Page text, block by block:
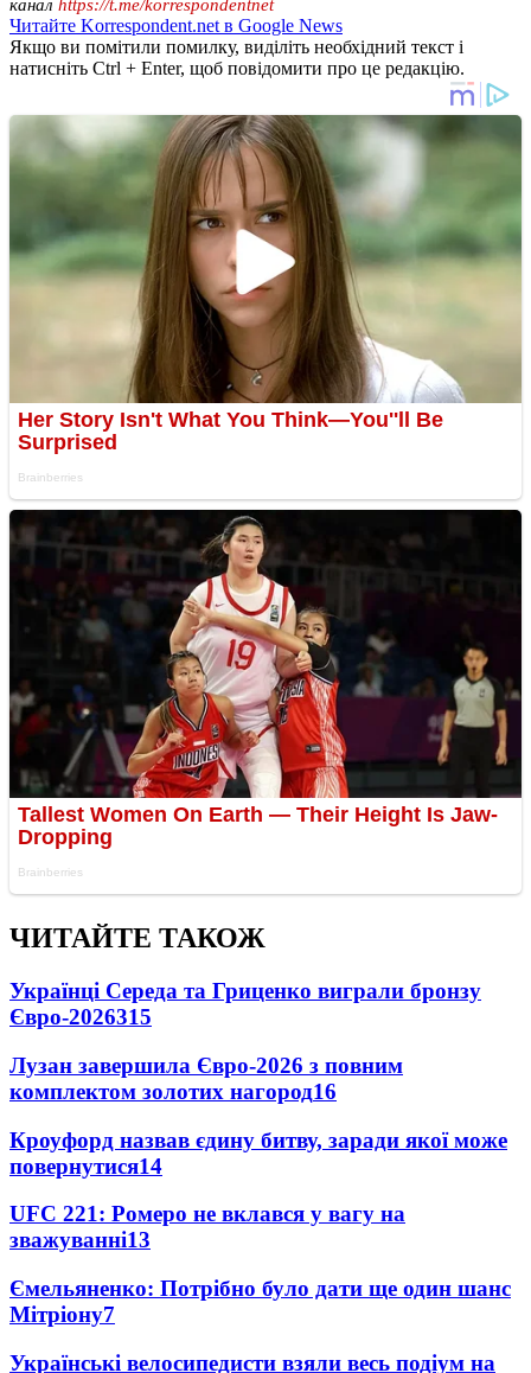
канал https://t.me/korrespondentnet
Читайте Korrespondent.net в Google News
Якщо ви помітили помилку, виділіть необхідний текст і
натисніть Ctrl + Enter, щоб повідомити про це редакцію.
ЧИТАЙТЕ ТАКОЖ
Українці Середа та Гриценко виграли бронзу
Євро-2026315
Лузан завершила Євро-2026 з повним
комплектом золотих нагород16
Кроуфорд назвав єдину битву, заради якої може
повернутися14
UFC 221: Ромеро не вклався у вагу на
зважуванні13
Ємельяненко: Потрібно було дати ще один шанс
Мітріону7
Українські велосипедисти взяли весь подіум на